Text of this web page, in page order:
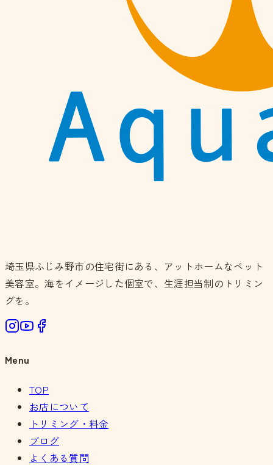
埼玉県ふじみ野市の住宅街にある、アットホームなペット
美容室。海をイメージした個室で、生涯担当制のトリミン
グを。
Menu
TOP
お店について
トリミング・料金
ブログ
よくある質問